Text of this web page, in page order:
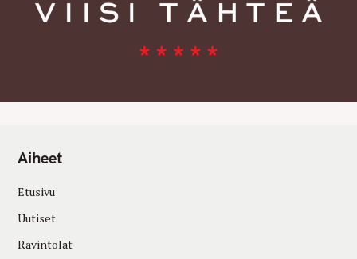
Aiheet
Etusivu
Uutiset
Ravintolat